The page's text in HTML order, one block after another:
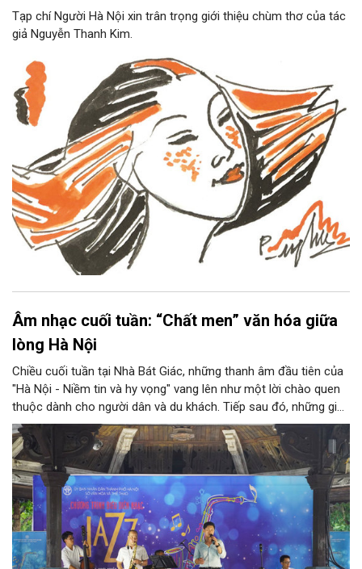
Tạp chí Người Hà Nội xin trân trọng giới thiệu chùm thơ của tác
giả Nguyễn Thanh Kim.
Âm nhạc cuối tuần: “Chất men” văn hóa giữa
lòng Hà Nội
Chiều cuối tuần tại Nhà Bát Giác, những thanh âm đầu tiên của
"Hà Nội - Niềm tin và hy vọng" vang lên như một lời chào quen
thuộc dành cho người dân và du khách. Tiếp sau đó, những giai
điệu jazz kinh điển của thế giới lần lượt cất lên qua phần biểu
diễn của NSƯT Quyền Văn Minh và các nghệ sĩ Bình Minh Jazz
Club, mở ra một không gian âm nhạc giàu cảm xúc ngay giữa
trung tâm Thủ đô.